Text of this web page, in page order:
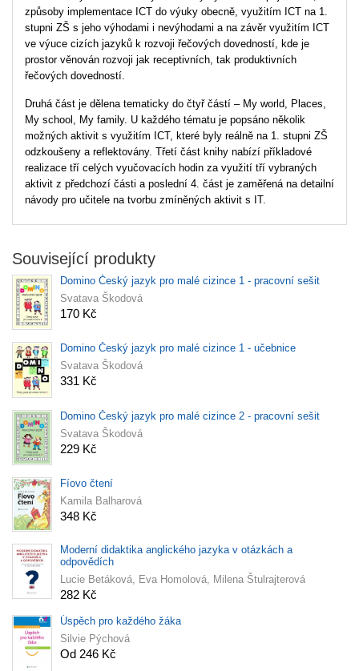
způsoby implementace ICT do výuky obecně, využitím ICT na 1.
stupni ZŠ s jeho výhodami i nevýhodami a na závěr využitím ICT
ve výuce cizích jazyků k rozvoji řečových dovedností, kde je
prostor věnován rozvoji jak receptivních, tak produktivních
řečových dovedností.
Druhá část je dělena tematicky do čtyř částí – My world, Places,
My school, My family. U každého tématu je popsáno několik
možných aktivit s využitím ICT, které byly reálně na 1. stupni ZŠ
odzkoušeny a reflektovány. Třetí část knihy nabízí příkladové
realizace tří celých vyučovacích hodin za využití tří vybraných
aktivit z předchozí části a poslední 4. část je zaměřená na detailní
návody pro učitele na tvorbu zmíněných aktivit s IT.
Související produkty
Domino Český jazyk pro malé cizince 1 - pracovní sešit
Svatava Škodová
170 Kč
Domino Český jazyk pro malé cizince 1 - učebnice
Svatava Škodová
331 Kč
Domino Český jazyk pro malé cizince 2 - pracovní sešit
Svatava Škodová
229 Kč
Fíovo čtení
Kamila Balharová
348 Kč
Moderní didaktika anglického jazyka v otázkách a
odpovědích
Lucie Betáková, Eva Homolová, Milena Štulrajterová
282 Kč
Úspěch pro každého žáka
Silvie Pýchová
Od 246 Kč